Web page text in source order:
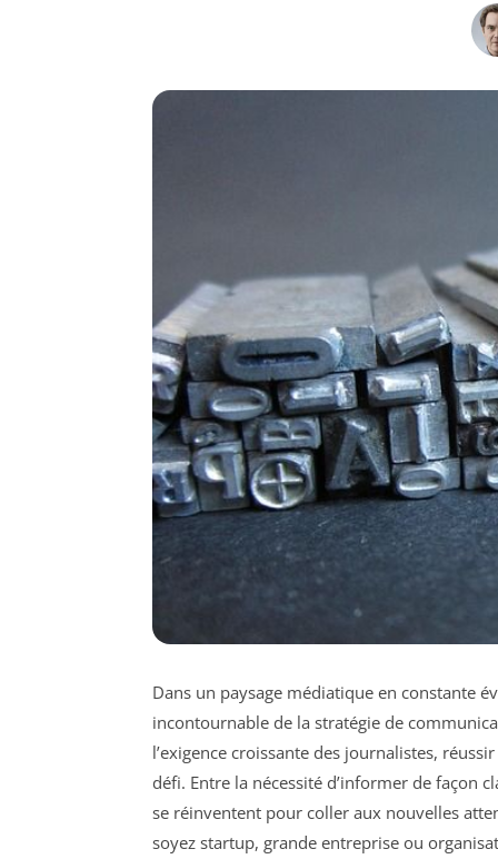
Dans un paysage médiatique en constante
incontournable de la stratégie de
l’exigence croissante des journalistes,
défi. Entre la nécessité d’informer de façon
se réinventent pour coller aux nouvelles
soyez startup, grande entreprise ou